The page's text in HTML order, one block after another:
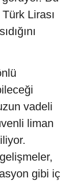
Lirası
vadeli
liman
gibi iç